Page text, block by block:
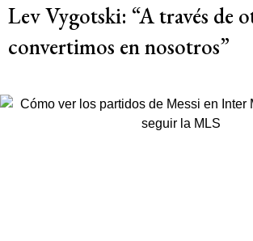
Lev Vygotski: “A través de
convertimos en nosotros”